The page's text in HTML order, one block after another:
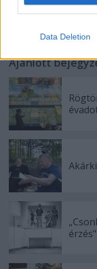
Data Deletion
Ajánlott
érzés"